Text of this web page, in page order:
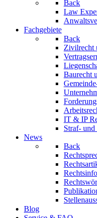
Back
Law
Fachgebiete
Back
Zivilrecht
Baurecht
IT & IP
Straf- und
News
Back
Blog